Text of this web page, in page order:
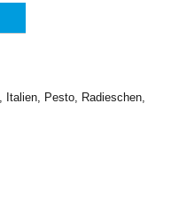
Italien Pesto Radieschen